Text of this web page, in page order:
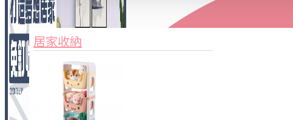
3C周邊
居家安全
居家清潔
查看更多
家俱&收納
居家收納